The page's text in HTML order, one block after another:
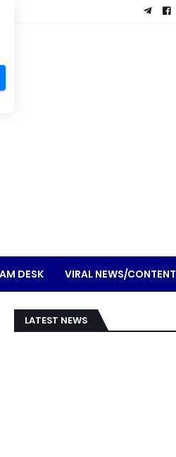
DESK VIRAL NEWS/CONTENT
LATEST NEWS